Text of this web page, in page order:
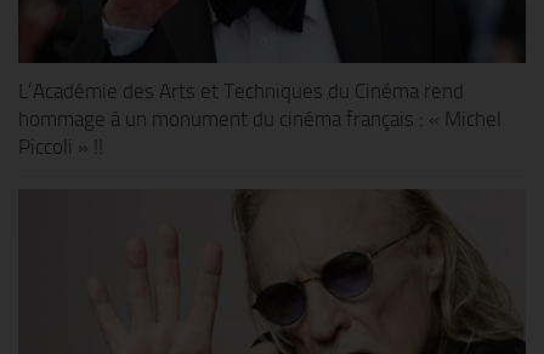
L’Académie des Arts et Techniques du Cinéma rend
hommage à un monument du cinéma français : « Michel
Piccoli » !!